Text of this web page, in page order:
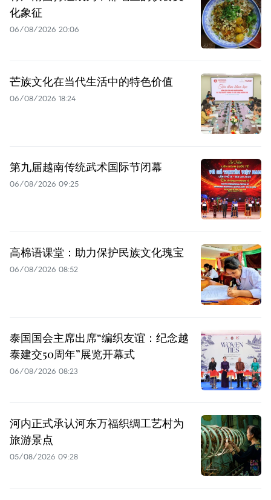
化象征
06/08/2026 20:06
芒族文化在当代生活中的特色价值
06/08/2026 18:24
第九届越南传统武术国际节闭幕
06/08/2026 09:25
高棉语课堂：助力保护民族文化瑰宝
06/08/2026 08:52
泰国国会主席出席“编织友谊：纪念越
泰建交50周年”展览开幕式
06/08/2026 08:23
河内正式承认河东万福织绸工艺村为
旅游景点
05/08/2026 09:28